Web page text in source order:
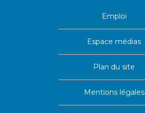
Emploi
Espace médias
Plan du site
Mentions légales